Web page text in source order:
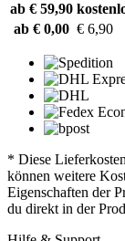
ab € 59,90
ab € 0,00 € 6,90
* Diese
können weitere
Eigenschaften der
du direkt in der